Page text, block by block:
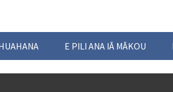
E PILI ANA IĀ MĀKOU